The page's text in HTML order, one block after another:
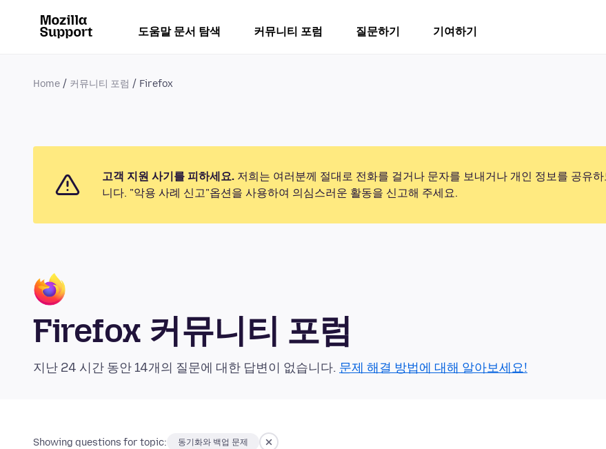
도움말 문서 탐색 커뮤니티 포럼 질문하기 기여하기
Home 커뮤니티 포럼 Firefox
고객 지원 사기를 피하세요. 저희는 여러분께 절대로 전화를 걸거나 문자를 보내거나 개인 정보를 공유
니다. "악용 사례 신고"옵션을 사용하여 의심스러운 활동을 신고해 주세요.
Firefox 커뮤니티 포럼
지난 24 시간 동안 14개의 질문에 대한 답변이 없습니다. 문제 해결 방법에 대해 알아보세요!
Showing questions for topic: 동기화와 백업 문제